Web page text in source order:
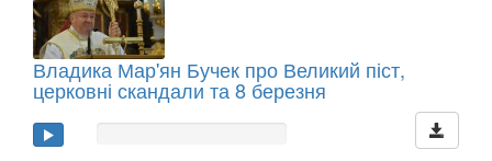
Владика Мар'ян Бучек про Великий піст,
церковні скандали та 8 березня